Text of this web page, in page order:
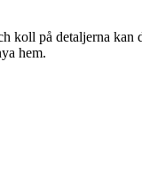
koll på detaljerna
hem.